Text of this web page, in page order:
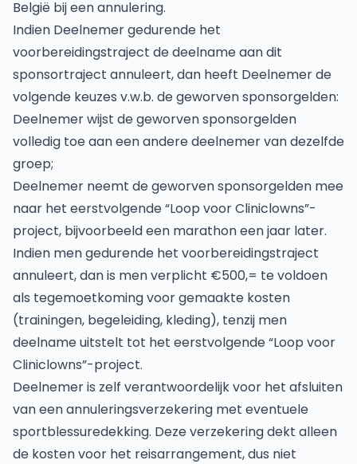
België bij een annulering.
Indien Deelnemer gedurende het
voorbereidingstraject de deelname aan dit
sponsortraject annuleert, dan heeft Deelnemer de
volgende keuzes v.w.b. de geworven sponsorgelden:
Deelnemer wijst de geworven sponsorgelden
volledig toe aan een andere deelnemer van dezelfde
groep;
Deelnemer neemt de geworven sponsorgelden mee
naar het eerstvolgende “Loop voor Cliniclowns”-
project, bijvoorbeeld een marathon een jaar later.
Indien men gedurende het voorbereidingstraject
annuleert, dan is men verplicht €500,= te voldoen
als tegemoetkoming voor gemaakte kosten
(trainingen, begeleiding, kleding), tenzij men
deelname uitstelt tot het eerstvolgende “Loop voor
Cliniclowns”-project.
Deelnemer is zelf verantwoordelijk voor het afsluiten
van een annuleringsverzekering met eventuele
sportblessuredekking. Deze verzekering dekt alleen
de kosten voor het reisarrangement, dus niet